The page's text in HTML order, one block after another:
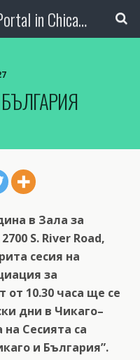
The Bulgarian Media Portal in Chicago
в Зала за
S. River Road,
сесия на
за
10.30 часа ще се
дни в Чикаго–
на Сесията са
и България”.